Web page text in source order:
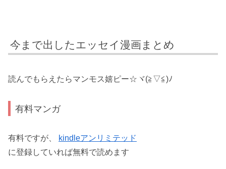
今まで出したエッセイ漫画まとめ
読んでもらえたらマンモス嬉ピー☆ヾ(≧▽≦)ﾉ
有料マンガ
有料ですが、
kindleアンリミテッド
に登録していれば無料で読めます